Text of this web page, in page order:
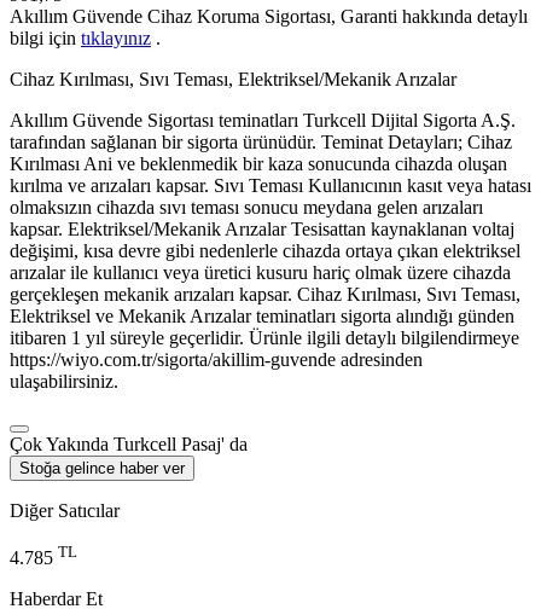
Akıllım Güvende Cihaz Koruma Sigortası, Garanti hakkında detaylı
bilgi için tıklayınız .
Cihaz Kırılması, Sıvı Teması, Elektriksel/Mekanik Arızalar
Akıllım Güvende Sigortası teminatları Turkcell Dijital Sigorta A.Ş.
tarafından sağlanan bir sigorta ürünüdür. Teminat Detayları; Cihaz
Kırılması Ani ve beklenmedik bir kaza sonucunda cihazda oluşan
kırılma ve arızaları kapsar. Sıvı Teması Kullanıcının kasıt veya hatası
olmaksızın cihazda sıvı teması sonucu meydana gelen arızaları
kapsar. Elektriksel/Mekanik Arızalar Tesisattan kaynaklanan voltaj
değişimi, kısa devre gibi nedenlerle cihazda ortaya çıkan elektriksel
arızalar ile kullanıcı veya üretici kusuru hariç olmak üzere cihazda
gerçekleşen mekanik arızaları kapsar. Cihaz Kırılması, Sıvı Teması,
Elektriksel ve Mekanik Arızalar teminatları sigorta alındığı günden
itibaren 1 yıl süreyle geçerlidir. Ürünle ilgili detaylı bilgilendirmeye
https://wiyo.com.tr/sigorta/akillim-guvende adresinden
ulaşabilirsiniz.
Çok Yakında Turkcell Pasaj' da
Stoğa gelince haber ver
Diğer Satıcılar
4.785 TL
Haberdar Et